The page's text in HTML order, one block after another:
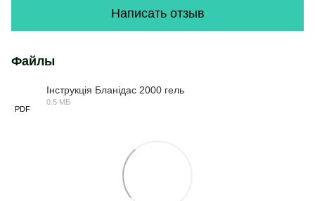
Написать отзыв
Файлы
PDF
Інструкція Бланідас 2000 гель
0.5 МБ